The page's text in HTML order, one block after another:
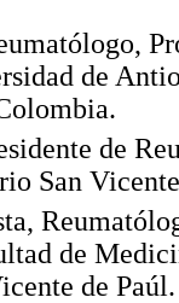
de
de
San
de
de